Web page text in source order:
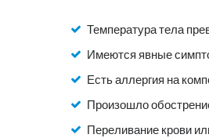
Температура тела
Имеются явные
Есть аллергия на
Произошло
Переливание крови